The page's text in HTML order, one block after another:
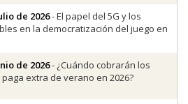
de 2026- El papel del 5G y los
en la democratización del juego en
de 2026- ¿Cuándo cobrarán los
extra de verano en 2026?